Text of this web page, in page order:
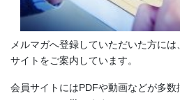
メルマガへ登録していただいた方に
サイトをご案内しています。
会員サイトにはPDFや動画などが多